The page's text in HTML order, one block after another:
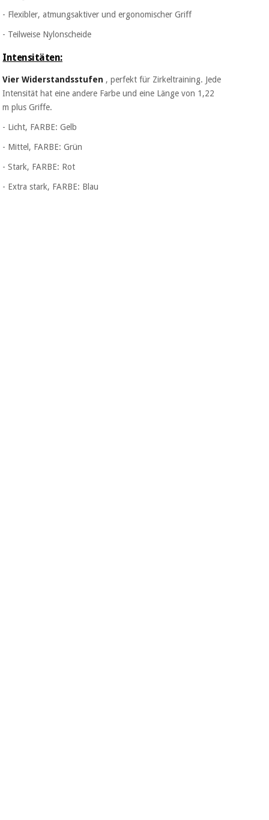
- Flexibler, atmungsaktiver und ergonomischer Griff
- Teilweise Nylonscheide
Intensitäten:
Vier Widerstandsstufen , perfekt für Zirkeltraining. Jede
Intensität hat eine andere Farbe und eine Länge von 1,22
m plus Griffe.
- Licht, FARBE: Gelb
- Mittel, FARBE: Grün
- Stark, FARBE: Rot
- Extra stark, FARBE: Blau